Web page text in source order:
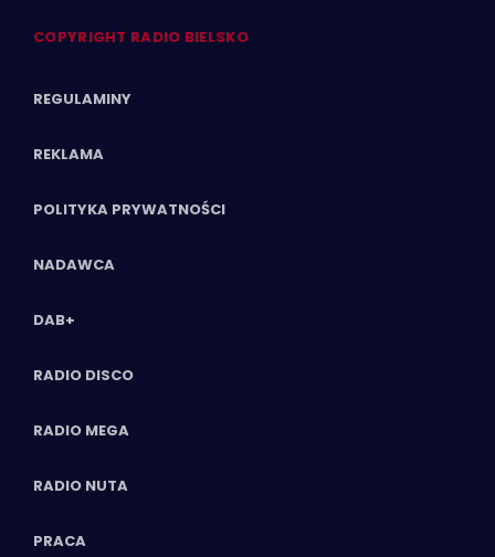
COPYRIGHT RADIO BIELSKO
REGULAMINY
REKLAMA
POLITYKA PRYWATNOŚCI
NADAWCA
DAB+
RADIO DISCO
RADIO MEGA
RADIO NUTA
PRACA